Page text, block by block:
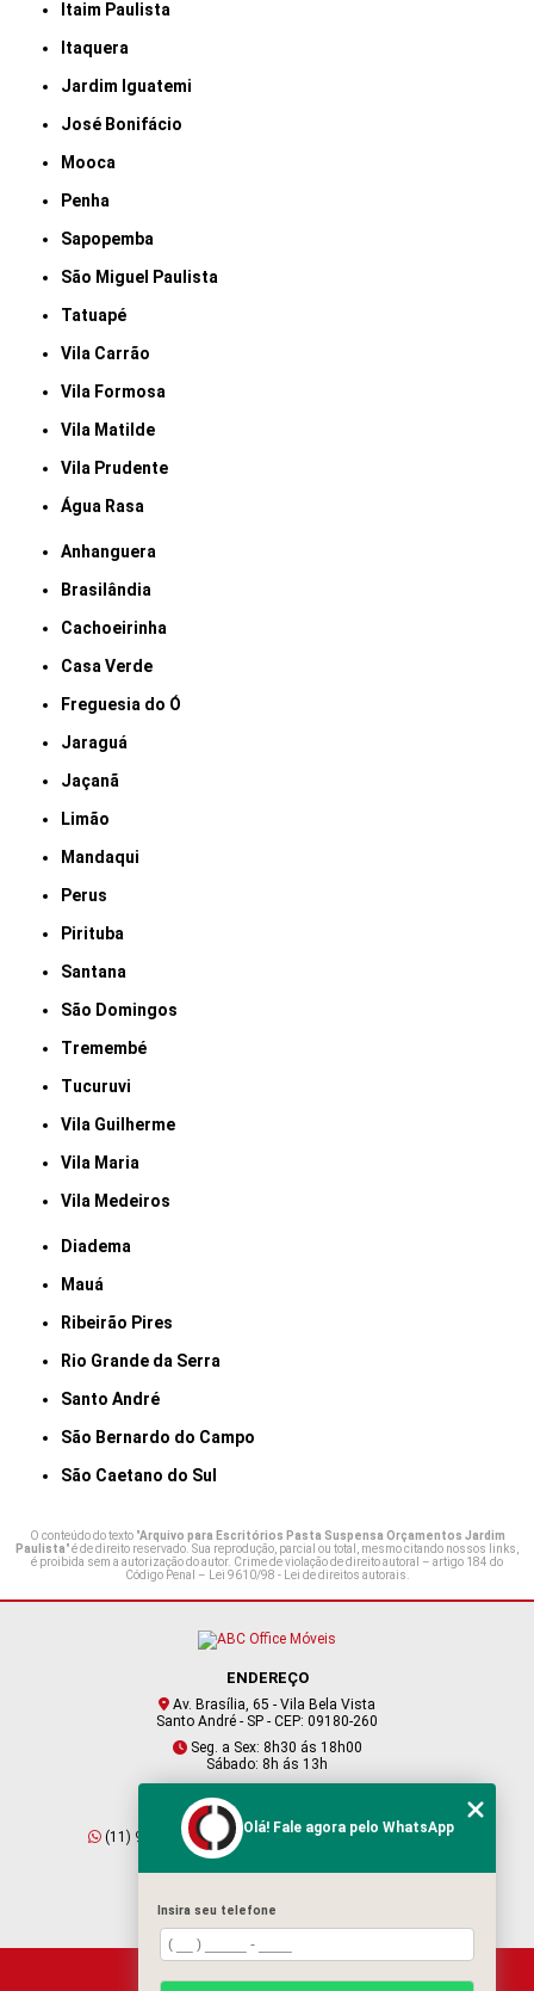
Itaim Paulista
Itaquera
Jardim Iguatemi
José Bonifácio
Mooca
Penha
Sapopemba
São Miguel Paulista
Tatuapé
Vila Carrão
Vila Formosa
Vila Matilde
Vila Prudente
Água Rasa
Anhanguera
Brasilândia
Cachoeirinha
Casa Verde
Freguesia do Ó
Jaraguá
Jaçanã
Limão
Mandaqui
Perus
Pirituba
Santana
São Domingos
Tremembé
Tucuruvi
Vila Guilherme
Vila Maria
Vila Medeiros
Diadema
Mauá
Ribeirão Pires
Rio Grande da Serra
Santo André
São Bernardo do Campo
São Caetano do Sul
O conteúdo do texto "Arquivo para Escritórios Pasta Suspensa Orçamentos Jardim
Paulista" é de direito reservado. Sua reprodução, parcial ou total, mesmo citando nossos links,
é proibida sem a autorização do autor. Crime de violação de direito autoral – artigo 184 do
Código Penal – Lei 9610/98 - Lei de direitos autorais.
ENDEREÇO
Av. Brasília, 65 - Vila Bela Vista
Santo André - SP - CEP: 09180-260
Seg. a Sex: 8h30 ás 18h00
Sábado: 8h ás 13h
CONTATO
(11) 95409-2229
(11) 4901-6045
vendas@abcofficemoveis.com.br
HOME
Olá! Fale agora pelo WhatsApp
Insira seu telefone